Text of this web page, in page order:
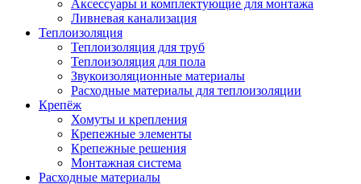
Аксессуары и комплектующие для монтажа
Ливневая канализация
Теплоизоляция
Теплоизоляция для труб
Теплоизоляция для пола
Звукоизоляционные материалы
Расходные материалы для теплоизоляции
Крепёж
Хомуты и крепления
Крепежные элементы
Крепежные решения
Монтажная система
Расходные материалы